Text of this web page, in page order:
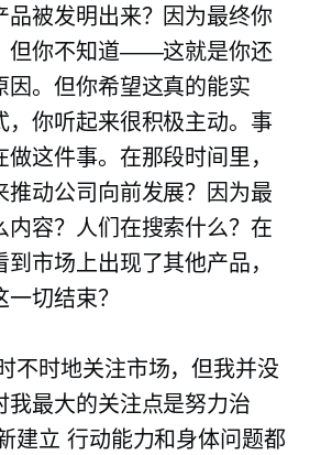
品被发明出来？因为最终你
你不知道——这就是你还
因。但你希望这真的能实
，你听起来很积极主动。事
这件事。在那段时间里，
推动公司向前发展？因为最
内容？人们在搜索什么？在
市场上出现了其他产品，
切结束？
不时地关注市场，但我并没
我最大的关注点是努力治
建立 行动能力和身体问题都